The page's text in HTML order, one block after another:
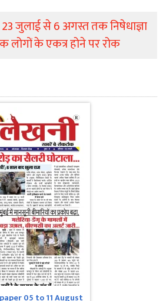
जुलाई से 6 अगस्त तक निषेधाज्ञा
लोगों के एकत्र होने पर रोक
05 to 11 August